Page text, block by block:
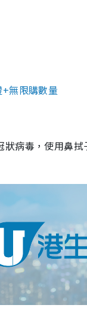
無限購數量
病毒，使用鼻拭